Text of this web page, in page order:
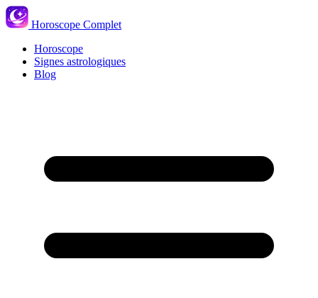
Horoscope Complet
Horoscope
Signes astrologiques
Blog